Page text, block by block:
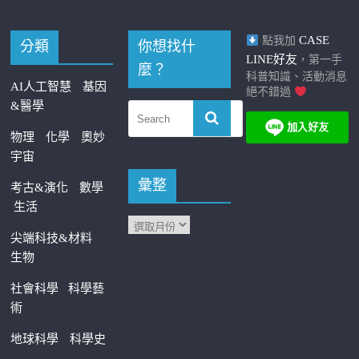
分類
AI人工智慧
基因
&醫學
物理 化學
奧妙
宇宙
考古&演化
數學
生活
尖端科技&材料
生物
社會科學科學藝
術
地球科學 科學史
你想找什
麼？
彙整
點我加 CASE
LINE好友 ，第一手
科普知識、活動消息
絕不錯過